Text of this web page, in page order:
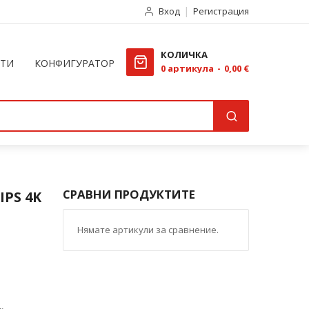
Вход Регистрация
КОНФИГУРАТОР
КОЛИЧКА
0 артикула 0,00 €
4K
СРАВНИ ПРОДУКТИТЕ
Нямате артикули за сравнение.